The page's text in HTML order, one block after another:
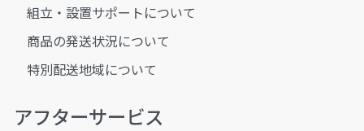
組立・設置サポートについて
商品の発送状況について
特別配送地域について
アフターサービス